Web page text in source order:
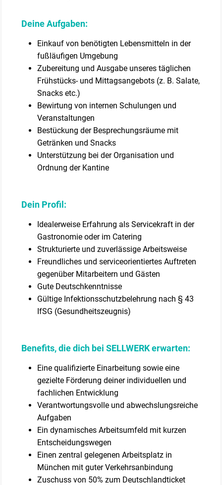
Deine Aufgaben:
Einkauf von benötigten Lebensmitteln in der
fußläufigen Umgebung
Zubereitung und Ausgabe unseres täglichen
Frühstücks- und Mittagsangebots (z. B. Salate,
Snacks etc.)
Bewirtung von internen Schulungen und
Veranstaltungen
Bestückung der Besprechungsräume mit
Getränken und Snacks
Unterstützung bei der Organisation und
Ordnung der Kantine
Dein Profil:
Idealerweise Erfahrung als Servicekraft in der
Gastronomie oder im Catering
Strukturierte und zuverlässige Arbeitsweise
Freundliches und serviceorientiertes Auftreten
gegenüber Mitarbeitern und Gästen
Gute Deutschkenntnisse
Gültige Infektionsschutzbelehrung nach § 43
IfSG (Gesundheitszeugnis)
Benefits, die dich bei SELLWERK erwarten:
Eine qualifizierte Einarbeitung sowie eine
gezielte Förderung deiner individuellen und
fachlichen Entwicklung
Verantwortungsvolle und abwechslungsreiche
Aufgaben
Ein dynamisches Arbeitsumfeld mit kurzen
Entscheidungswegen
Einen zentral gelegenen Arbeitsplatz in
München mit guter Verkehrsanbindung
Zuschuss von 50% zum Deutschlandticket